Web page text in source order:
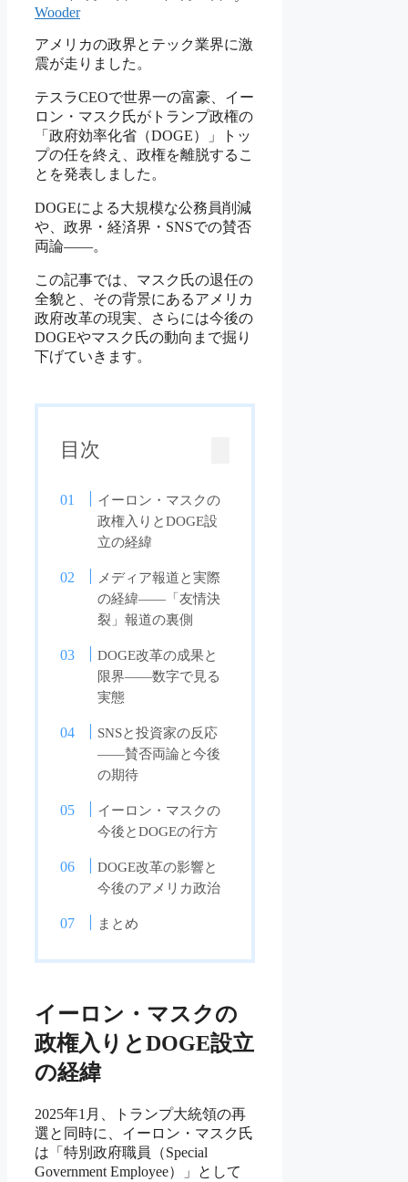
Wooder
アメリカの政界とテック業界に激
震が走りました。
テスラCEOで世界一の富豪、イー
ロン・マスク氏がトランプ政権の
「政府効率化省（DOGE）」トッ
プの任を終え、政権を離脱するこ
とを発表しました。
DOGEによる大規模な公務員削減
や、政界・経済界・SNSでの賛否
両論――。
この記事では、マスク氏の退任の
全貌と、その背景にあるアメリカ
政府改革の現実、さらには今後の
DOGEやマスク氏の動向まで掘り
下げていきます。
目次
イーロン・マスクの
政権入りとDOGE設
立の経緯
メディア報道と実際
の経緯――「友情決
裂」報道の裏側
DOGE改革の成果と
限界――数字で見る
実態
SNSと投資家の反応
――賛否両論と今後
の期待
イーロン・マスクの
今後とDOGEの行方
DOGE改革の影響と
今後のアメリカ政治
まとめ
イーロン・マスクの
政権入りとDOGE設立
の経緯
2025年1月、トランプ大統領の再
選と同時に、イーロン・マスク氏
は「特別政府職員（Special
Government Employee）」として